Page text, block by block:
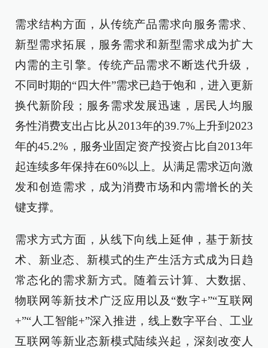
需求结构方面，从传统产品需求向服务需求、
新型需求拓展，服务需求和新型需求成为扩大
内需的主引擎。传统产品需求不断迭代升级，
不同时期的“四大件”需求已趋于饱和，进入更新
换代新阶段；服务需求发展迅速，居民人均服
务性消费支出占比从2013年的39.7%上升到2023
年的45.2%，服务业固定资产投资占比自2013年
起连续多年保持在60%以上。从满足需求迈向激
发和创造需求，成为消费市场和内需增长的关
键支撑。
需求方式方面，从线下向线上延伸，基于新技
术、新业态、新模式的生产生活方式成为日趋
常态化的需求新方式。随着云计算、大数据、
物联网等新技术广泛应用以及“数字+”“互联网
+”“人工智能+”深入推进，线上数字平台、工业
互联网等新业态新模式陆续兴起，深刻改变人